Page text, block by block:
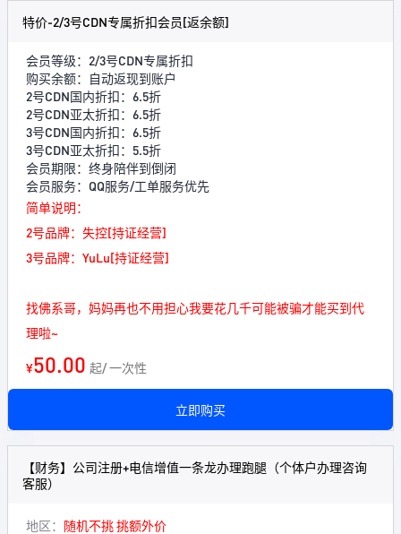
特价-2/3号CDN专属折扣会员[返余额]
会员等级：2/3号CDN专属折扣
购买余额：自动返现到账户
2号CDN国内折扣：6.5折
2号CDN亚太折扣：6.5折
3号CDN国内折扣：6.5折
3号CDN亚太折扣：5.5折
会员期限：终身陪伴到倒闭
会员服务：QQ服务/工单服务优先
简单说明：
2号品牌：失控[持证经营]
3号品牌：YuLu[持证经营]
找佛系哥，妈妈再也不用担心我要花几千可能被骗才能买到代
理啦~
¥50.00 起/ 一次性
立即购买
【财务】公司注册+电信增值一条龙办理跑腿（个体户办理咨询
客服）
地区： 随机不挑 挑额外价